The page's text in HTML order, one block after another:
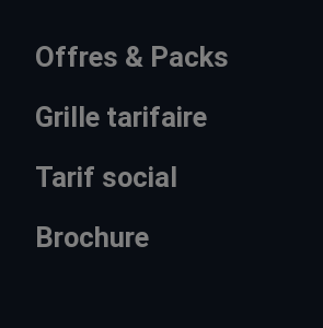
Offres & Packs
Grille tarifaire
Tarif social
Brochure